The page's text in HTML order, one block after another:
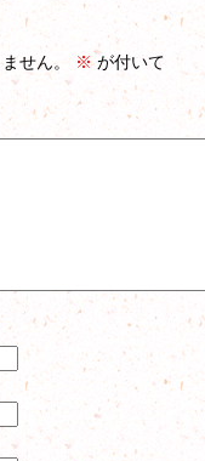
せん。 ※が付いて